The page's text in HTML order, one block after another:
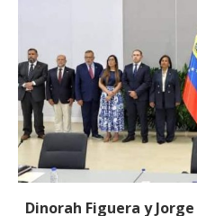
Dinorah Figuera y